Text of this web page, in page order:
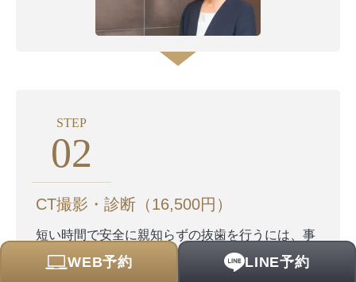
WEB予約 LINE予約
STEP
02
CT撮影・診断（16,500円）
短い時間で安全に親知らずの抜歯を行うには、事
前の画像検査が欠かせません。CT撮影により、親
知らずや顎の骨の状態を詳しく知ることができま